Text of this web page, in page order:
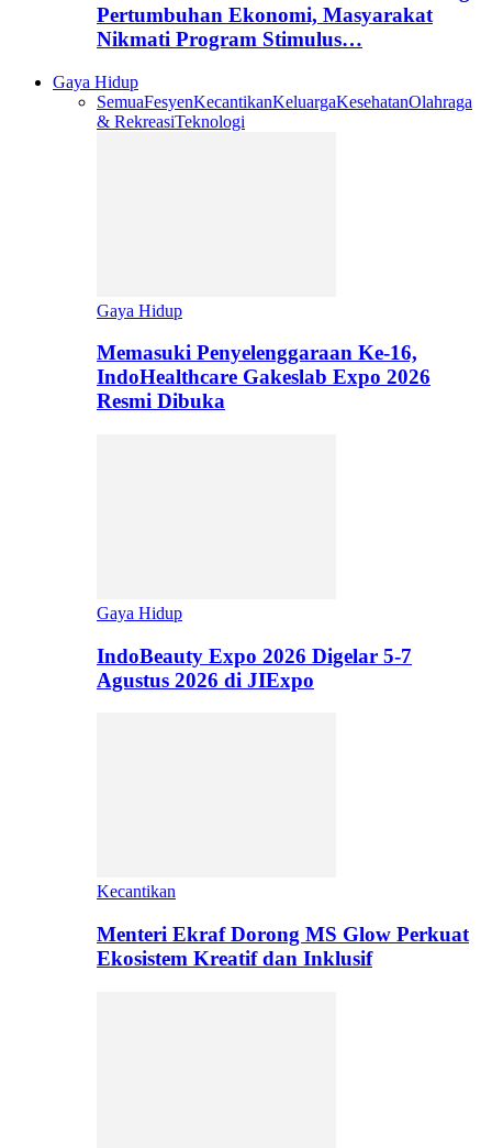
Pertumbuhan Ekonomi, Masyarakat
Nikmati Program Stimulus…
Gaya Hidup
SemuaFesyenKecantikanKeluargaKesehatanOlahraga
& RekreasiTeknologi
Gaya Hidup
Memasuki Penyelenggaraan Ke-16,
IndoHealthcare Gakeslab Expo 2026
Resmi Dibuka
Gaya Hidup
IndoBeauty Expo 2026 Digelar 5-7
Agustus 2026 di JIExpo
Kecantikan
Menteri Ekraf Dorong MS Glow Perkuat
Ekosistem Kreatif dan Inklusif